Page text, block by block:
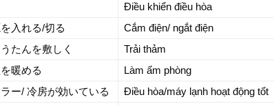
Điều khiển điều hòa
入れる/切る
Cắm điện/ ngắt điện
たんを敷しく
Trải thảm
暖める
Làm ấm phòng
ー/ 冷房が効いている Điều hòa/máy lạnh hoạt động tốt